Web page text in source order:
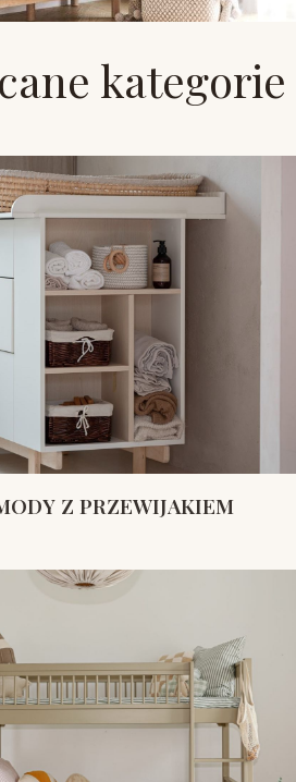
kategorie
Z PRZEWIJAKIEM